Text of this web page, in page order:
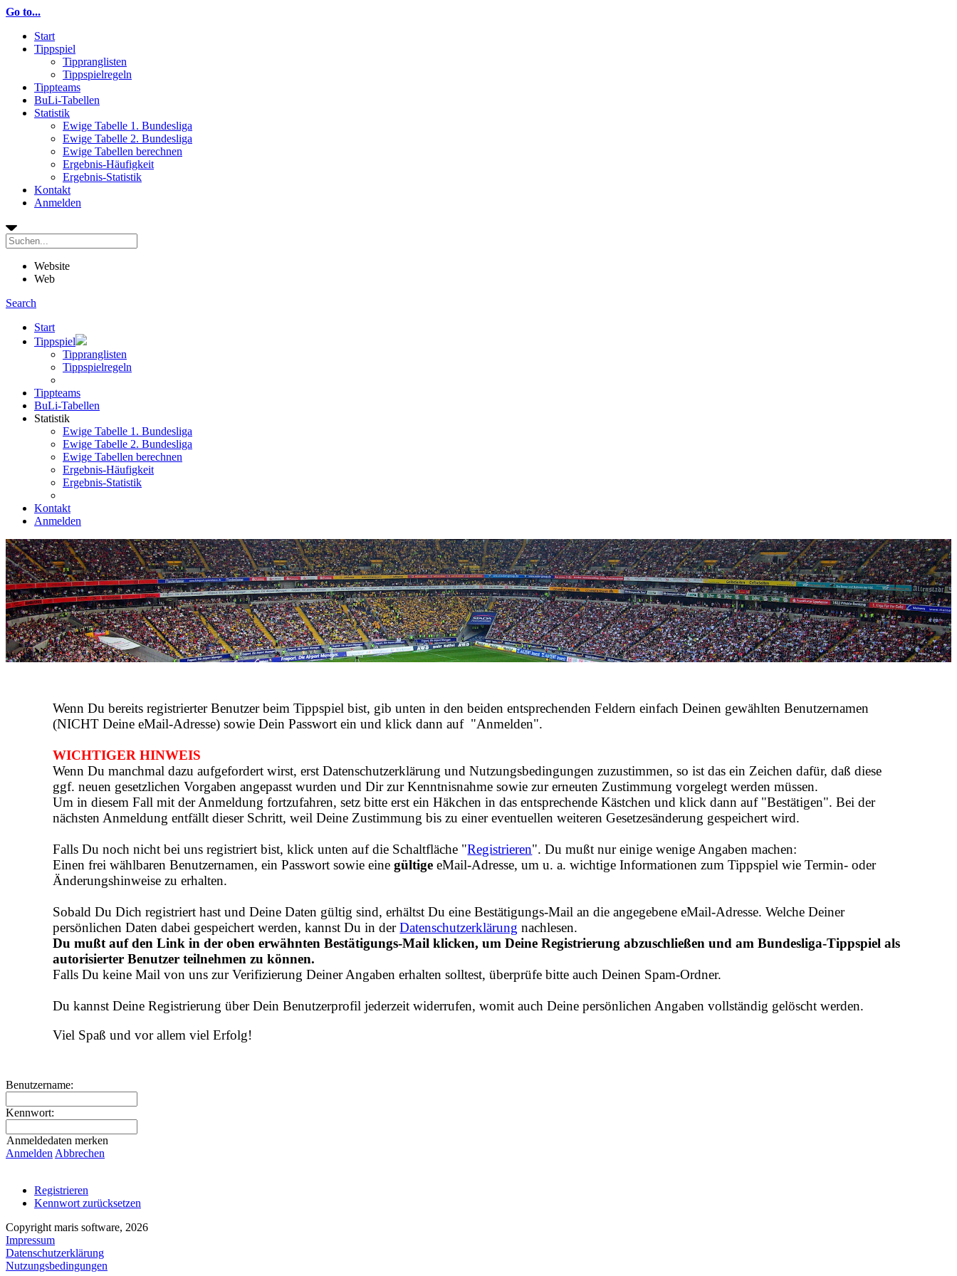
Go to...
Start
Tippspiel
Tippranglisten
Tippspielregeln
Tippteams
BuLi-Tabellen
Statistik
Ewige Tabelle 1. Bundesliga
Ewige Tabelle 2. Bundesliga
Ewige Tabellen berechnen
Ergebnis-Häufigkeit
Ergebnis-Statistik
Kontakt
Anmelden
Website
Web
Search
Start
Tippspiel
Tippranglisten
Tippspielregeln
Tippteams
BuLi-Tabellen
Statistik
Ewige Tabelle 1. Bundesliga
Ewige Tabelle 2. Bundesliga
Ewige Tabellen berechnen
Ergebnis-Häufigkeit
Ergebnis-Statistik
Kontakt
Anmelden
Wenn Du bereits registrierter Benutzer beim Tippspiel bist, gib unten in den beiden entsprechenden Feldern einfach Deinen gewählten Benutzernamen
(NICHT Deine eMail-Adresse) sowie Dein Passwort ein und klick dann auf "Anmelden".
WICHTIGER HINWEIS
Wenn Du manchmal dazu aufgefordert wirst, erstDatenschutzerklärung und Nutzungsbedingungen zuzustimmen, so ist das ein Zeichen dafür, daß diese
ggf. neuen gesetzlichen Vorgaben angepasst wurden und Dir zur Kenntnisnahme sowie zur erneuten Zustimmung vorgelegt werden müssen.
Um in diesem Fall mit der Anmeldung fortzufahren, setz bitte erst ein Häkchen in das entsprechende Kästchen und klick dann auf "Bestätigen". Bei der
nächsten Anmeldung entfällt dieser Schritt, weil Deine Zustimmung bis zu einer eventuellen weiteren Gesetzesänderung gespeichert wird.
Falls Du noch nicht bei uns registriert bist, klick unten auf die Schaltfläche "Registrieren". Du mußt nur einige wenige Angaben machen:
Einen frei wählbaren Benutzernamen, ein Passwort sowie einegültige eMail-Adresse, um u. a. wichtige Informationen zum Tippspiel wie Termin- oder
Änderungshinweise zu erhalten.
Sobald Du Dich registriert hast und Deine Daten gültig sind, erhältst Du eine Bestätigungs-Mail an die angegebene eMail-Adresse. Welche Deiner
persönlichen Daten dabei gespeichert werden, kannst Du in derDatenschutzerklärung nachlesen.
Du mußt auf den Link in der oben erwähnten Bestätigungs-Mail klicken, um Deine Registrierung abzuschließen und am Bundesliga-Tippspiel als
autorisierter Benutzer teilnehmen zu können.
Falls Du keine Mail von uns zur Verifizierung Deiner Angaben erhalten solltest, überprüfe bitte auch Deinen Spam-Ordner.
Du kannst Deine Registrierung über Dein Benutzerprofil jederzeit widerrufen, womit auch Deine persönlichen Angaben vollständig gelöscht werden.
Viel Spaß und vor allem viel Erfolg!
Benutzername:
Kennwort:
Anmeldedaten merken
Anmelden Abbrechen
Registrieren
Kennwort zurücksetzen
Copyright maris software, 2026
Impressum
Datenschutzerklärung
Nutzungsbedingungen